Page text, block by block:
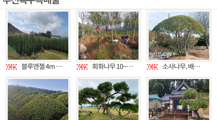
블루엔젤 4m 판매 (1.2~4.0m 전규격 판매) 회화나무 10~40점대 전규격판매 소사나무, 배롱나무, 모과나무, 소나무 대형목 특수목 판매합니다.